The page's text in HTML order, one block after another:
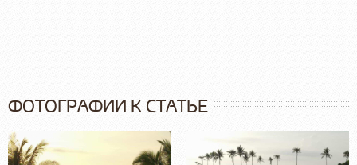
ФОТОГРАФИИ К СТАТЬЕ